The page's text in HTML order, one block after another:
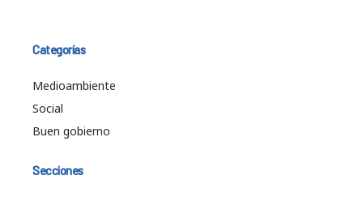
Categorías
Medioambiente
Social
Buen gobierno
Secciones